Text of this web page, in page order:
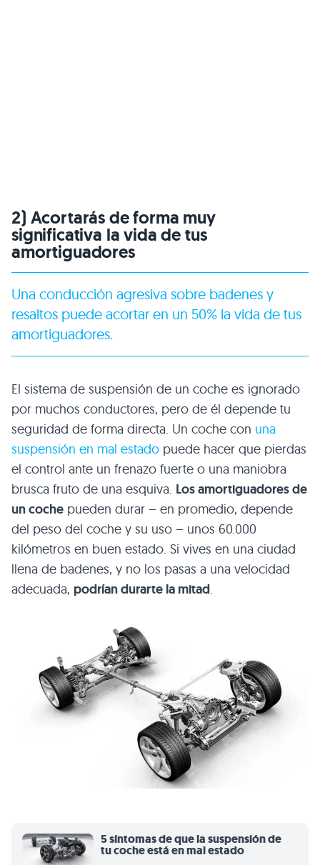
2) Acortarás de forma muy
significativa la vida de tus
amortiguadores
Una conducción agresiva sobre badenes y
resaltos puede acortar en un 50% la vida de tus
amortiguadores.
El sistema de suspensión de un coche es ignorado
por muchos conductores, pero de él depende tu
seguridad de forma directa. Un coche con una
suspensión en mal estado puede hacer que pierdas
el control ante un frenazo fuerte o una maniobra
brusca fruto de una esquiva. Los amortiguadores de
un coche pueden durar – en promedio, depende
del peso del coche y su uso – unos 60.000
kilómetros en buen estado. Si vives en una ciudad
llena de badenes, y no los pasas a una velocidad
adecuada, podrían durarte la mitad.
5 síntomas de que la suspensión de
tu coche está en mal estado